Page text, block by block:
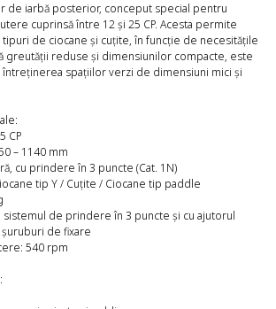
de iarbă posterior, conceput special pentru
cuprinsă între 12 și 25 CP. Acesta permite
de ciocane și cuțite, în funcție de necesitățile
greutății reduse și dimensiunilor compacte, este
spațiilor verzi de dimensiuni mici și
CP
– 1140 mm
cu prindere în 3 puncte (Cat. 1N)
tip Y / Cuțite / Ciocane tip paddle
sistemul de prindere în 3 puncte și cu ajutorul
de fixare
540 rpm